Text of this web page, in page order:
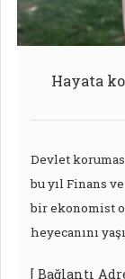
Hayata
Devlet
bu yıl Finans
bir ekonomist
heyecanını
[ Bağlantı